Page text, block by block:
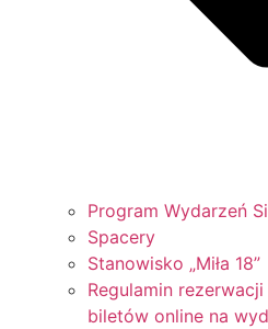
Program Wydarzeń
Spacery
Stanowisko „Miła 18”
Regulamin
biletów online na